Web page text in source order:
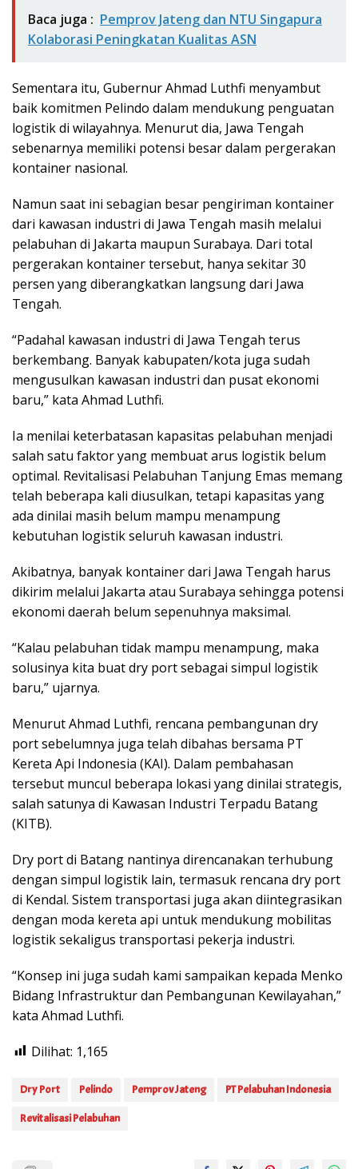
Baca juga : Pemprov Jateng dan NTU Singapura
Kolaborasi Peningkatan Kualitas ASN
Sementara itu, Gubernur Ahmad Luthfi menyambut
baik komitmen Pelindo dalam mendukung penguatan
logistik di wilayahnya. Menurut dia, Jawa Tengah
sebenarnya memiliki potensi besar dalam pergerakan
kontainer nasional.
Namun saat ini sebagian besar pengiriman kontainer
dari kawasan industri di Jawa Tengah masih melalui
pelabuhan di Jakarta maupun Surabaya. Dari total
pergerakan kontainer tersebut, hanya sekitar 30
persen yang diberangkatkan langsung dari Jawa
Tengah.
“Padahal kawasan industri di Jawa Tengah terus
berkembang. Banyak kabupaten/kota juga sudah
mengusulkan kawasan industri dan pusat ekonomi
baru,” kata Ahmad Luthfi.
Ia menilai keterbatasan kapasitas pelabuhan menjadi
salah satu faktor yang membuat arus logistik belum
optimal. Revitalisasi Pelabuhan Tanjung Emas memang
telah beberapa kali diusulkan, tetapi kapasitas yang
ada dinilai masih belum mampu menampung
kebutuhan logistik seluruh kawasan industri.
Akibatnya, banyak kontainer dari Jawa Tengah harus
dikirim melalui Jakarta atau Surabaya sehingga potensi
ekonomi daerah belum sepenuhnya maksimal.
“Kalau pelabuhan tidak mampu menampung, maka
solusinya kita buat dry port sebagai simpul logistik
baru,” ujarnya.
Menurut Ahmad Luthfi, rencana pembangunan dry
port sebelumnya juga telah dibahas bersama PT
Kereta Api Indonesia (KAI). Dalam pembahasan
tersebut muncul beberapa lokasi yang dinilai strategis,
salah satunya di Kawasan Industri Terpadu Batang
(KITB).
Dry port di Batang nantinya direncanakan terhubung
dengan simpul logistik lain, termasuk rencana dry port
di Kendal. Sistem transportasi juga akan diintegrasikan
dengan moda kereta api untuk mendukung mobilitas
logistik sekaligus transportasi pekerja industri.
“Konsep ini juga sudah kami sampaikan kepada Menko
Bidang Infrastruktur dan Pembangunan Kewilayahan,”
kata Ahmad Luthfi.
Dilihat: 1,165
Dry Port Pelindo Pemprov Jateng PT Pelabuhan Indonesia
Revitalisasi Pelabuhan